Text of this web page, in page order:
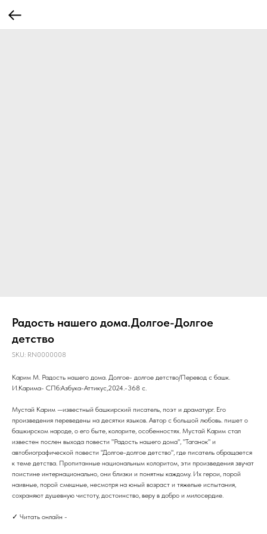
Радость нашего дома.Долгое-Долгое
детство
SKU: RN0000008
Карим М. Радость нашего дома. Долгое- долгое детство/Перевод с башк.
И.Карима- СПб:Азбука-Аттикус,2024.-368 с.
Мустай Карим —известный башкирский писатель, поэт и драматург. Его
произведения переведены на десятки языков. Автор с большой любовь. пишет о
башкирском народе, о его быте, колорите, особенностях. Мустай Карим стал
известен послен выхода повести "Радость нашего дома", "Таганок" и
автобиографической повести "Долгое-долгое детство", где писатель обращается
к теме детства. Пропитанные национальным колоритом, эти произведения звучат
поистине интернационально, они близки и понятны каждому. Их герои, порой
наивные, порой смешные, несмотря на юный возраст и тяжелые испытания,
сохраняют душевную чистоту, достоинство, веру в добро и милосердие.
✓ Читать онлайн -